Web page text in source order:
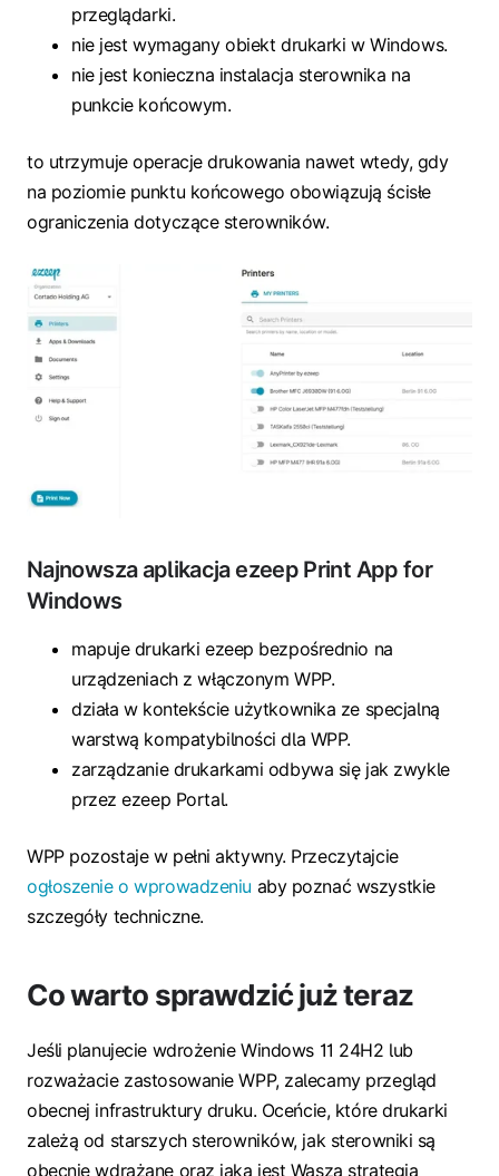
przeglądarki.
nie jest wymagany obiekt drukarki w Windows.
nie jest konieczna instalacja sterownika na
punkcie końcowym.
to utrzymuje operacje drukowania nawet wtedy, gdy
na poziomie punktu końcowego obowiązują ścisłe
ograniczenia dotyczące sterowników.
Najnowsza aplikacja ezeep Print App for
Windows
mapuje drukarki ezeep bezpośrednio na
urządzeniach z włączonym WPP.
działa w kontekście użytkownika ze specjalną
warstwą kompatybilności dla WPP.
zarządzanie drukarkami odbywa się jak zwykle
przez ezeep Portal.
WPP pozostaje w pełni aktywny. Przeczytajcie
ogłoszenie o wprowadzeniu aby poznać wszystkie
szczegóły techniczne.
Co warto sprawdzić już teraz
Jeśli planujecie wdrożenie Windows 11 24H2 lub
rozważacie zastosowanie WPP, zalecamy przegląd
obecnej infrastruktury druku. Oceńcie, które drukarki
zależą od starszych sterowników, jak sterowniki są
obecnie wdrażane oraz jaka jest Wasza strategia